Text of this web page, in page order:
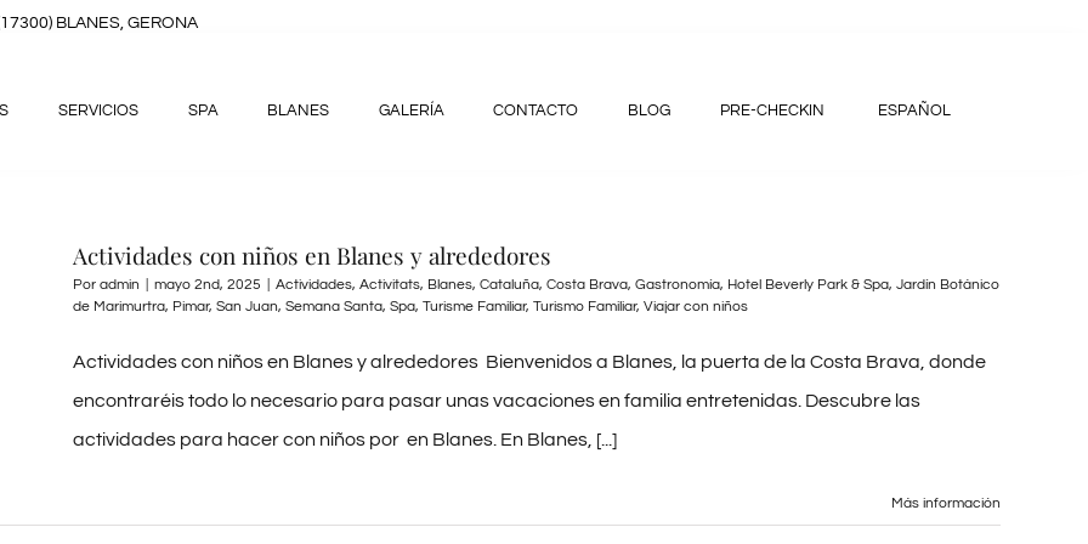
BLANES, GERONA
SERVICIOS SPA BLANES GALERÍA CONTACTO BLOG PRE-CHECKIN ESPAÑOL
Actividades con niños en Blanes y alrededores
Por admin mayo 2nd, 2025 Actividades, Activitats, Blanes, Cataluña, Costa Brava, Gastronomía, Hotel Beverly Park & Spa, Jardín Botánico
de Marimurtra, Pimar, San Juan, Semana Santa, Spa, Turisme Familiar, Turismo Familiar, Viajar con niños
Actividades con niños en Blanes y alrededores Bienvenidos a Blanes, la puerta de la Costa Brava, donde
encontraréis todo lo necesario para pasar unas vacaciones en familia entretenidas. Descubre las
actividades para hacer con niños por en Blanes. En Blanes, [...]
Más información